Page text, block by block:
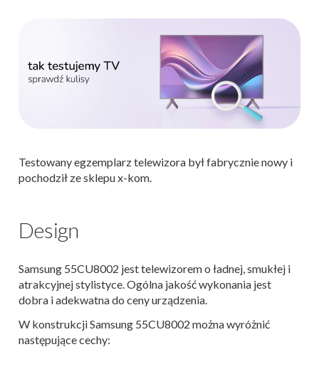
Testowany egzemplarz telewizora był fabrycznie nowy i
pochodził ze sklepu x-kom.
Design
Samsung 55CU8002 jest telewizorem o ładnej, smukłej i
atrakcyjnej stylistyce. Ogólna jakość wykonania jest
dobra i adekwatna do ceny urządzenia.
W konstrukcji Samsung 55CU8002 można wyróżnić
następujące cechy: